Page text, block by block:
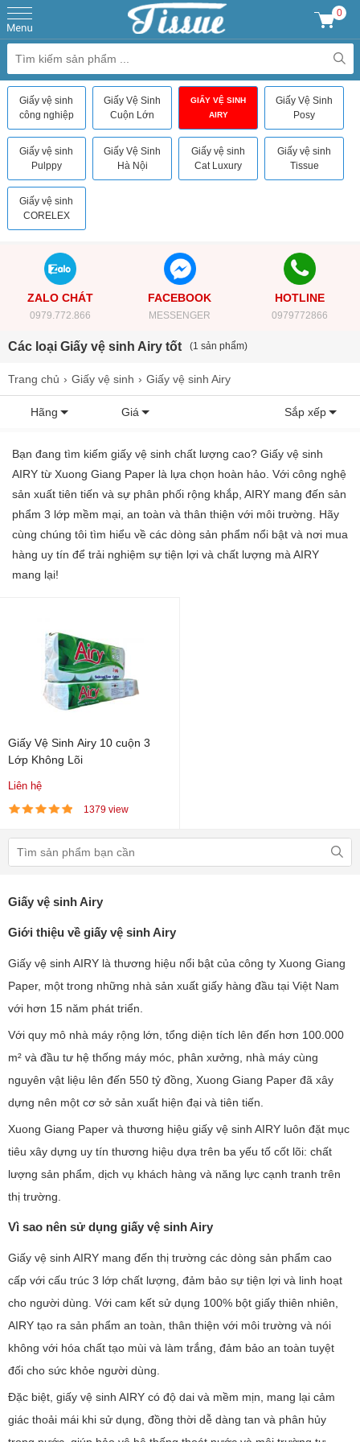
0
Giấy vệ sinh
công nghiệp
Giấy Vệ Sinh
Cuộn Lớn
GIẤY VỆ SINH
AIRY
Giấy Vệ Sinh
Posy
Giấy vệ sinh
Pulppy
Giấy Vệ Sinh
Hà Nội
Giấy vệ sinh
Cat Luxury
Giấy vệ sinh
Tissue
Giấy vệ sinh
CORELEX
ZALO CHÁT
0979.772.866
FACEBOOK
MESSENGER
HOTLINE
0979772866
Các loại Giấy vệ sinh Airy tốt (1 sản phẩm)
Trang chủ Giấy vệ sinh Giấy vệ sinh Airy
Hãng Giá Sắp xếp
Bạn đang tìm kiếm giấy vệ sinh chất lượng cao? Giấy vệ sinh
AIRY từ Xuong Giang Paper là lựa chọn hoàn hảo. Với công nghệ
sản xuất tiên tiến và sự phân phối rộng khắp, AIRY mang đến sản
phẩm 3 lớp mềm mại, an toàn và thân thiện với môi trường. Hãy
cùng chúng tôi tìm hiểu về các dòng sản phẩm nổi bật và nơi mua
hàng uy tín để trải nghiệm sự tiện lợi và chất lượng mà AIRY
mang lại!
Giấy Vệ Sinh Airy 10 cuộn 3
Lớp Không Lõi
Liên hệ
1379 view
Giấy vệ sinh Airy
Giới thiệu về giấy vệ sinh Airy
Giấy vệ sinh AIRY là thương hiệu nổi bật của công ty Xuong Giang
Paper, một trong những nhà sản xuất giấy hàng đầu tại Việt Nam
với hơn 15 năm phát triển.
Với quy mô nhà máy rộng lớn, tổng diện tích lên đến hơn 100.000
m² và đầu tư hệ thống máy móc, phân xưởng, nhà máy cùng
nguyên vật liệu lên đến 550 tỷ đồng, Xuong Giang Paper đã xây
dựng nên một cơ sở sản xuất hiện đại và tiên tiến.
Xuong Giang Paper và thương hiệu giấy vệ sinh AIRY luôn đặt mục
tiêu xây dựng uy tín thương hiệu dựa trên ba yếu tố cốt lõi: chất
lượng sản phẩm, dịch vụ khách hàng và năng lực cạnh tranh trên
thị trường.
Vì sao nên sử dụng giấy vệ sinh Airy
Giấy vệ sinh AIRY mang đến thị trường các dòng sản phẩm cao
cấp với cấu trúc 3 lớp chất lượng, đảm bảo sự tiện lợi và linh hoạt
cho người dùng. Với cam kết sử dụng 100% bột giấy thiên nhiên,
AIRY tạo ra sản phẩm an toàn, thân thiện với môi trường và nói
không với hóa chất tạo mùi và làm trắng, đảm bảo an toàn tuyệt
đối cho sức khỏe người dùng.
Đặc biệt, giấy vệ sinh AIRY có độ dai và mềm mịn, mang lại cảm
giác thoải mái khi sử dụng, đồng thời dễ dàng tan và phân hủy